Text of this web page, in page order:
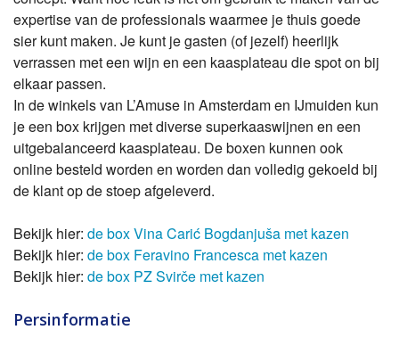
expertise van de professionals waarmee je thuis goede
sier kunt maken. Je kunt je gasten (of jezelf) heerlijk
verrassen met een wijn en een kaasplateau die spot on bij
elkaar passen.
In de winkels van L’Amuse in Amsterdam en IJmuiden kun
je een box krijgen met diverse superkaaswijnen en een
uitgebalanceerd kaasplateau. De boxen kunnen ook
online besteld worden en worden dan volledig gekoeld bij
de klant op de stoep afgeleverd.
Bekijk hier:de box Vina Carić Bogdanjuša met kazen
Bekijk hier:de box Feravino Francesca met kazen
Bekijk hier:de box PZ Svirče met kazen
Persinformatie